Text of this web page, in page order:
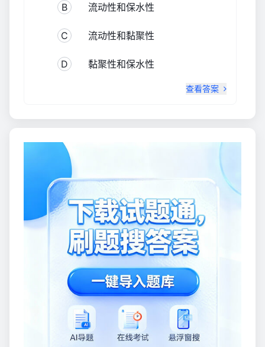
B 流动性和保水性
C 流动性和黏聚性
D 黏聚性和保水性
查看答案